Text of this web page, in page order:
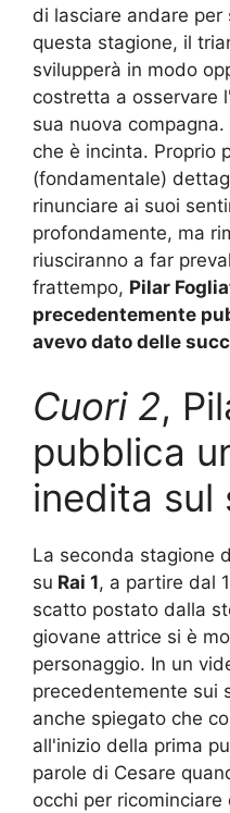
di lasciare andare per
questa stagione, il
svilupperà in modo
costretta a osservare
sua nuova
che è incinta. Proprio
(fondamentale)
rinunciare ai suoi
profondamente, ma
riusciranno a far
frattempo, Pilar
precedentemente
avevo dato delle
Cuori 2,
pubblica
inedita sul
La seconda stagione
su Rai 1, a partire dal
scatto postato dalla
giovane attrice si è
personaggio. In un
precedentemente sui
anche spiegato che
all'inizio della prima
parole di Cesare
occhi per